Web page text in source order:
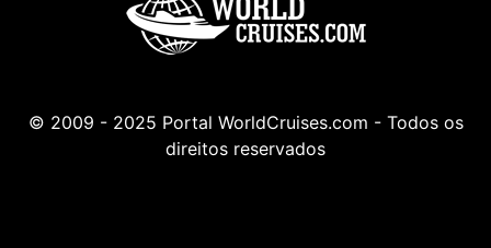
© 2009 - 2025 Portal WorldCruises.com - Todos os
direitos reservados